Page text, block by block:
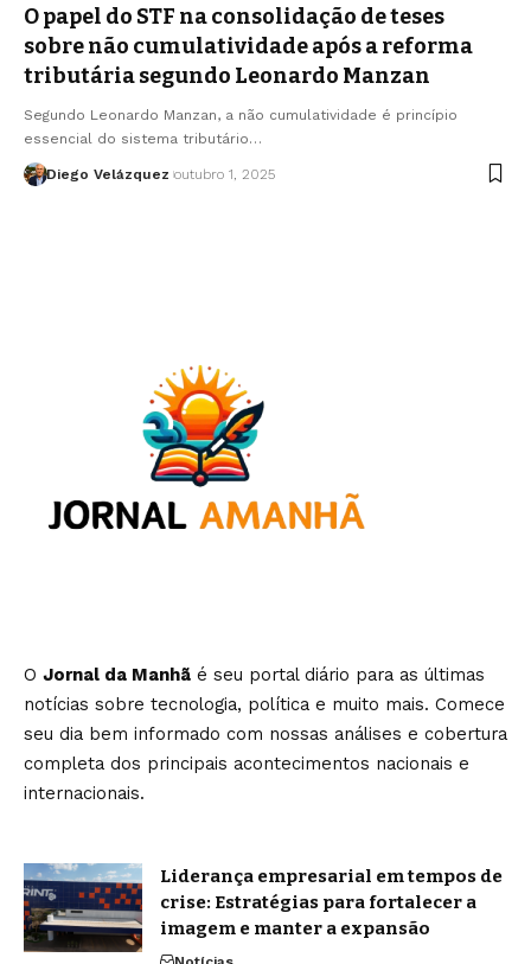
O papel do STF na consolidação de teses
sobre não cumulatividade após a reforma
tributária segundo Leonardo Manzan
Segundo Leonardo Manzan, a não cumulatividade é princípio
essencial do sistema tributário…
Diego Velázquez outubro 1, 2025
O Jornal da Manhã é seu portal diário para as últimas
notícias sobre tecnologia, política e muito mais. Comece
seu dia bem informado com nossas análises e cobertura
completa dos principais acontecimentos nacionais e
internacionais.
Liderança empresarial em tempos de
crise: Estratégias para fortalecer a
imagem e manter a expansão